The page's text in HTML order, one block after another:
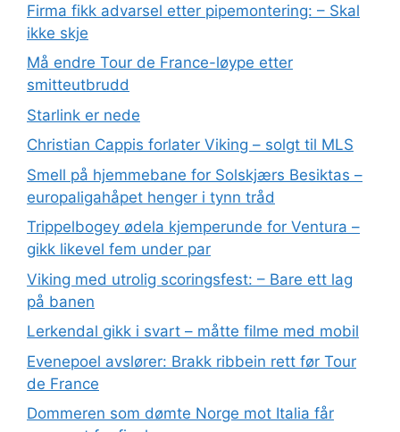
Firma fikk advarsel etter pipemontering: – Skal
ikke skje
Må endre Tour de France-løype etter
smitteutbrudd
Starlink er nede
Christian Cappis forlater Viking – solgt til MLS
Smell på hjemmebane for Solskjærs Besiktas –
europaligahåpet henger i tynn tråd
Trippelbogey ødela kjemperunde for Ventura –
gikk likevel fem under par
Viking med utrolig scoringsfest: – Bare ett lag
på banen
Lerkendal gikk i svart – måtte filme med mobil
Evenepoel avslører: Brakk ribbein rett før Tour
de France
Dommeren som dømte Norge mot Italia får